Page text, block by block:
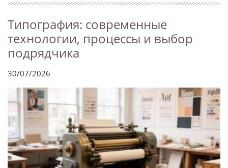
Типография: современные
технологии, процессы и выбор
подрядчика
30/07/2026